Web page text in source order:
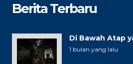
Berita Terbaru
Di Bawah Atap
1 bulan yang lalu